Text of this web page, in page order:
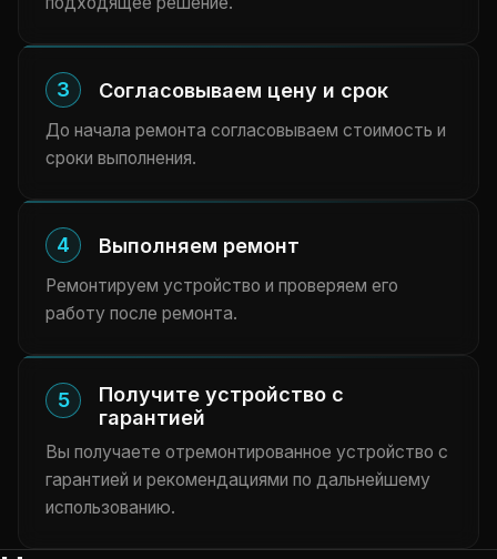
3 Согласовываем цену и срок
До начала ремонта согласовываем стоимость и
сроки выполнения.
4 Выполняем ремонт
Ремонтируем устройство и проверяем его
работу после ремонта.
5
Получите устройство с
гарантией
Вы получаете отремонтированное устройство с
гарантией и рекомендациями по дальнейшему
использованию.